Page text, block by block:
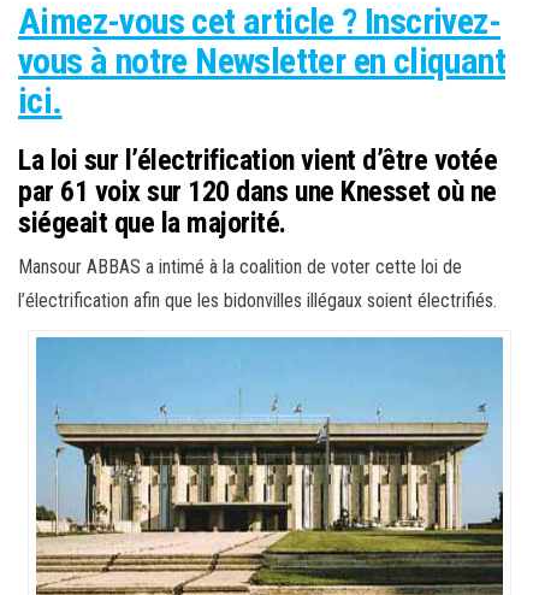
Aimez-vous cet article ? Inscrivez-
vous à notre Newsletter en cliquant
ici.
La loi sur l’électrification vient d’être votée
par 61 voix sur 120 dans une Knesset où ne
siégeait que la majorité.
Mansour ABBAS a intimé à la coalition de voter cette loi de
l’électrification afin que les bidonvilles illégaux soient électrifiés.